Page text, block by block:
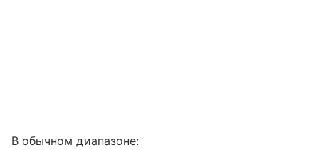
В обычном диапазоне: